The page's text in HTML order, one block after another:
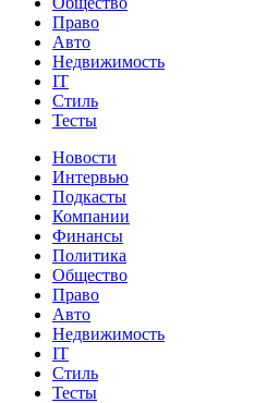
Право
Авто
Недвижимость
IT
Стиль
Тесты
Новости
Интервью
Подкасты
Компании
Финансы
Политика
Общество
Право
Авто
Недвижимость
IT
Стиль
Тесты